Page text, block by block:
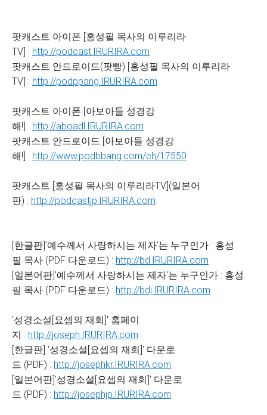
팟캐스트 아이폰 [홍성필 목사의 이루리라
TV] : http://podcast.IRURIRA.com
팟캐스트 안드로이드(팟빵) [홍성필 목사의 이루리라
TV] : http://podppang.IRURIRA.com
팟캐스트 아이폰 [아보아들 성경강
해!] : http://aboadl.IRURIRA.com
팟캐스트 안드로이드 [아보아들 성경강
해!] : http://www.podbbang.com/ch/17550
팟캐스트 [홍성필 목사의 이루리라TV](일본어
판) : http://podcastjp.IRURIRA.com
[한글판]'예수께서 사랑하시는 제자'는 누구인가 : 홍성
필 목사 (PDF 다운로드) : http://bd.IRURIRA.com
[일본어판]'예수께서 사랑하시는 제자'는 누구인가 : 홍성
필 목사 (PDF 다운로드) : http://bdj.IRURIRA.com
'성경소설[요셉의 재회]' 홈페이
지 : http://joseph.IRURIRA.com
[한글판] '성경소설[요셉의 재회]' 다운로
드 (PDF) : http://josephkr.IRURIRA.com
[일본어판]'성경소설[요셉의 재회]' 다운로
드 (PDF) : http://josephjp.IRURIRA.com